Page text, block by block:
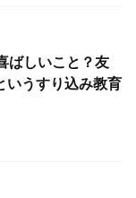
ばしいこと？友
いうすり込み教育